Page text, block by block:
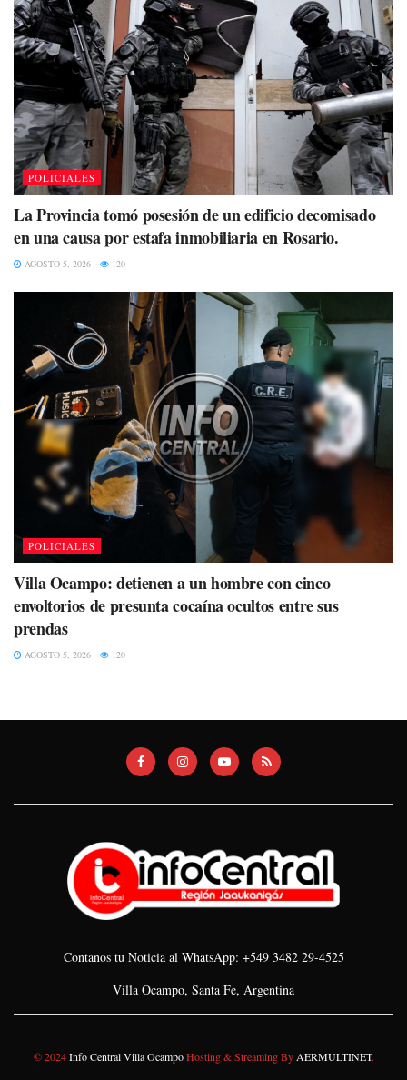
POLICIALES
La Provincia tomó posesión de un edificio decomisado
en una causa por estafa inmobiliaria en Rosario.
AGOSTO 5, 2026 120
POLICIALES
Villa Ocampo: detienen a un hombre con cinco
envoltorios de presunta cocaína ocultos entre sus
prendas
AGOSTO 5, 2026 120
Contanos tu Noticia al WhatsApp: +549 3482 29-4525
Villa Ocampo, Santa Fe, Argentina
© 2024Info Central Villa OcampoHosting & Streaming ByAERMULTINET.